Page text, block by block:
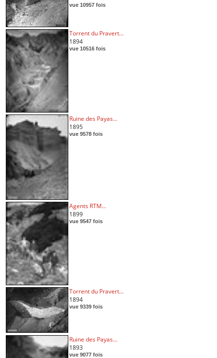
vue 10957 fois
Torrent du Pravert...
1894
vue 10516 fois
Ruine des Payas...
1895
vue 9578 fois
Agents RTM...
1899
vue 9547 fois
Torrent du Pravert...
1894
vue 9339 fois
Ruine des Payas...
1893
vue 9077 fois